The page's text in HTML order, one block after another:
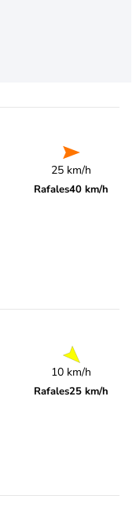
25 km/h
Rafales40 km/h
10 km/h
Rafales25 km/h